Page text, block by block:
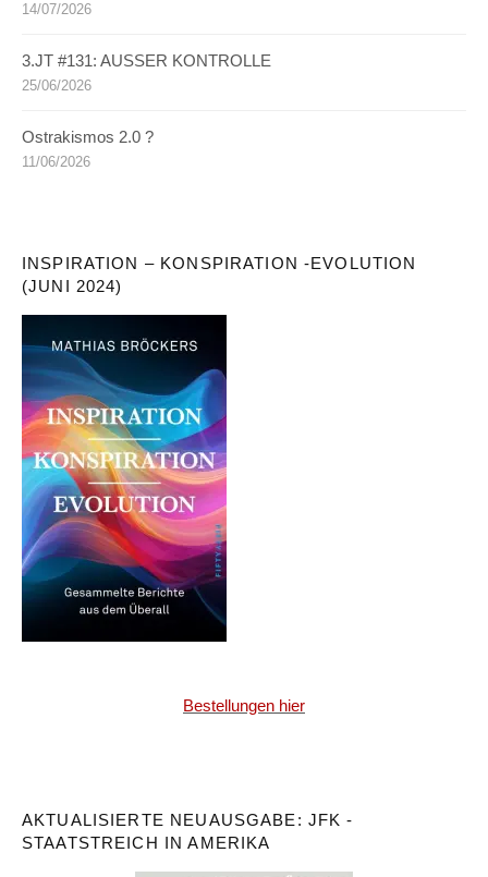
14/07/2026
3.JT #131: AUSSER KONTROLLE
25/06/2026
Ostrakismos 2.0 ?
11/06/2026
INSPIRATION – KONSPIRATION -EVOLUTION
(JUNI 2024)
Bestellungen hier
AKTUALISIERTE NEUAUSGABE: JFK -
STAATSTREICH IN AMERIKA